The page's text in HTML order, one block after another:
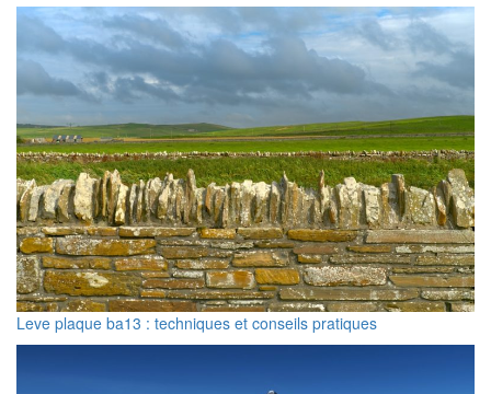
Leve plaque ba13 : techniques et conseils pratiques